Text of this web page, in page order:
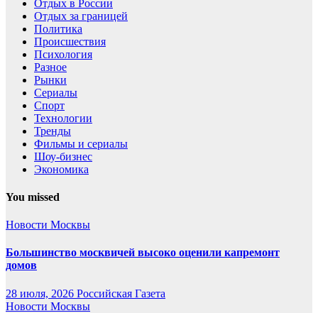
Отдых в России
Отдых за границей
Политика
Происшествия
Психология
Разное
Рынки
Сериалы
Спорт
Технологии
Тренды
Фильмы и сериалы
Шоу-бизнес
Экономика
You missed
Новости Москвы
Большинство москвичей высоко оценили капремонт
домов
28 июля, 2026 Российская Газета
Новости Москвы